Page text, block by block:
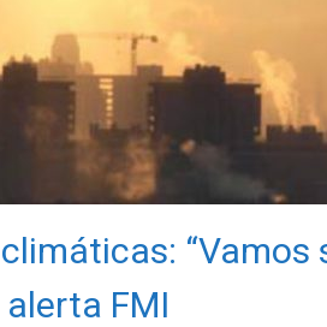
“Vamos
alerta FMI